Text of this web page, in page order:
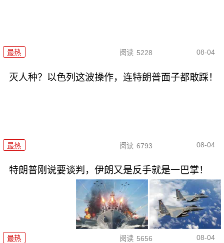
最热 阅读 5228 08-04
灭人种？以色列这波操作，连特朗普面子都敢踩！
最热 阅读 6793 08-04
特朗普刚说要谈判，伊朗又是反手就是一巴掌！
最热 阅读 5656 08-04